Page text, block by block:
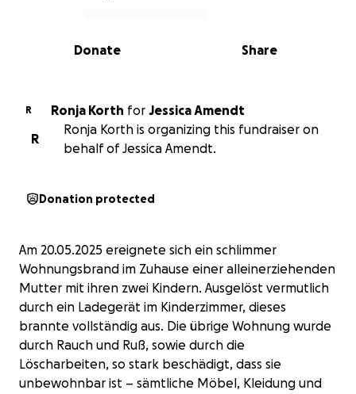
0% complete
Share
Donate
R Ronja Korth for Jessica Amendt
R
Ronja Korth is organizing this fundraiser on
behalf of Jessica Amendt.
Donation protected
Am 20.05.2025 ereignete sich ein schlimmer
Wohnungsbrand im Zuhause einer alleinerziehenden
Mutter mit ihren zwei Kindern. Ausgelöst vermutlich
durch ein Ladegerät im Kinderzimmer, dieses
brannte vollständig aus. Die übrige Wohnung wurde
durch Rauch und Ruß, sowie durch die
Löscharbeiten, so stark beschädigt, dass sie
unbewohnbar ist – sämtliche Möbel, Kleidung und